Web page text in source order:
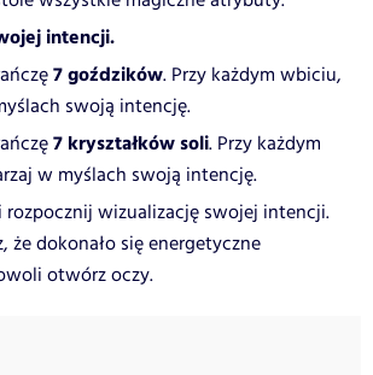
intencji.
7 goździków. Przy każdym wbiciu,
swoją intencję.
7 kryształków soli. Przy każdym
w myślach swoją intencję.
rozpocznij wizualizację swojej intencji.
że dokonało się energetyczne
otwórz oczy.